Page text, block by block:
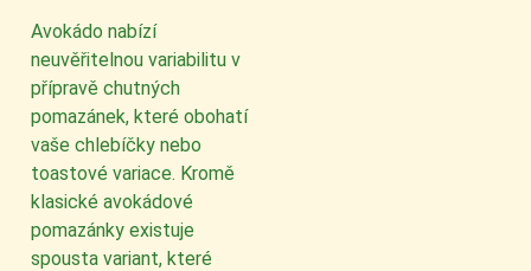
Avokádo nabízí
neuvěřitelnou variabilitu v
přípravě chutných
pomazánek, které obohatí
vaše chlebíčky nebo
toastové variace. Kromě
klasické avokádové
pomazánky existuje
spousta variant, které